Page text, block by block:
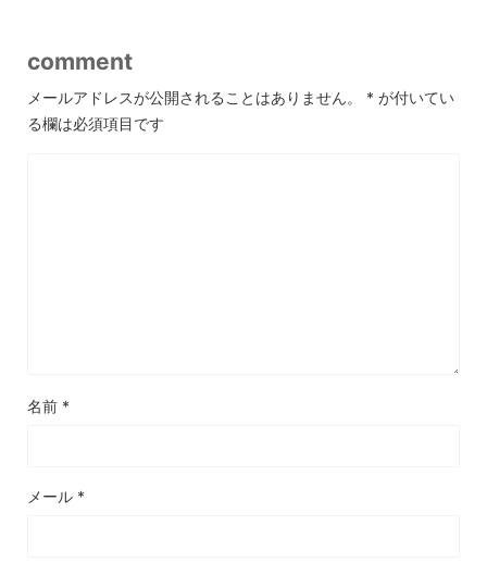
comment
メールアドレスが公開されることはありません。 * が付いてい
る欄は必須項目です
名前 *
メール *